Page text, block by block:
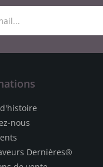
nous
Dernières®